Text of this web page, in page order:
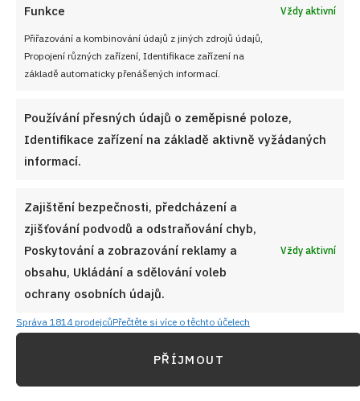
Funkce Vždy aktivní
Přiřazování a kombinování údajů z jiných zdrojů údajů,
Propojení různých zařízení, Identifikace zařízení na
základě automaticky přenášených informací.
Používání přesných údajů o zeměpisné poloze,
Identifikace zařízení na základě aktivně vyžádaných
informací.
Zajištění bezpečnosti, předcházení a
zjišťování podvodů a odstraňování chyb,
Poskytování a zobrazování reklamy a
obsahu, Ukládání a sdělování voleb
ochrany osobních údajů.
Vždy aktivní
Správa 1814 prodejcůPřečtěte si více o těchto účelech
PŘÍJMOUT